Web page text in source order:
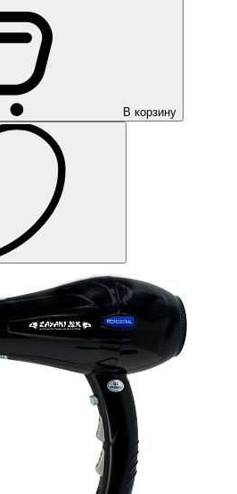
В корзину